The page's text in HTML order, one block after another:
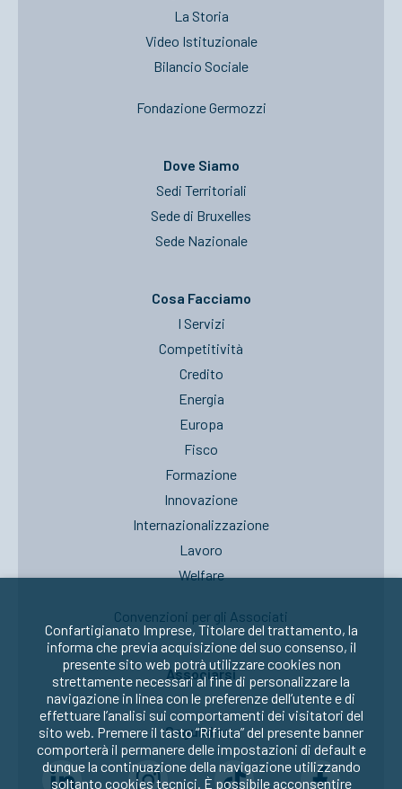
La Storia
Video Istituzionale
Bilancio Sociale
Fondazione Germozzi
Dove Siamo
Sedi Territoriali
Sede di Bruxelles
Sede Nazionale
Cosa Facciamo
I Servizi
Competitività
Credito
Energia
Europa
Fisco
Formazione
Innovazione
Internazionalizzazione
Lavoro
Welfare
Convenzioni per gli Associati
Associarsi
Seguici su:
Confartigianato Imprese, Titolare del trattamento, la
informa che previa acquisizione del suo consenso, il
presente sito web potrà utilizzare cookies non
strettamente necessari al fine di personalizzare la
navigazione in linea con le preferenze dell’utente e di
effettuare l’analisi sui comportamenti dei visitatori del
sito web. Premere il tasto “Rifiuta” del presente banner
comporterà il permanere delle impostazioni di default e
dunque la continuazione della navigazione utilizzando
soltanto cookies tecnici. È possibile acconsentire